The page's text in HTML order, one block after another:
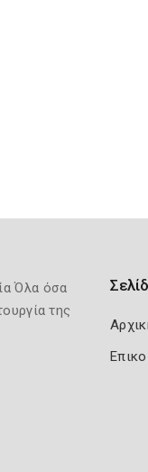
Όλα όσα
της